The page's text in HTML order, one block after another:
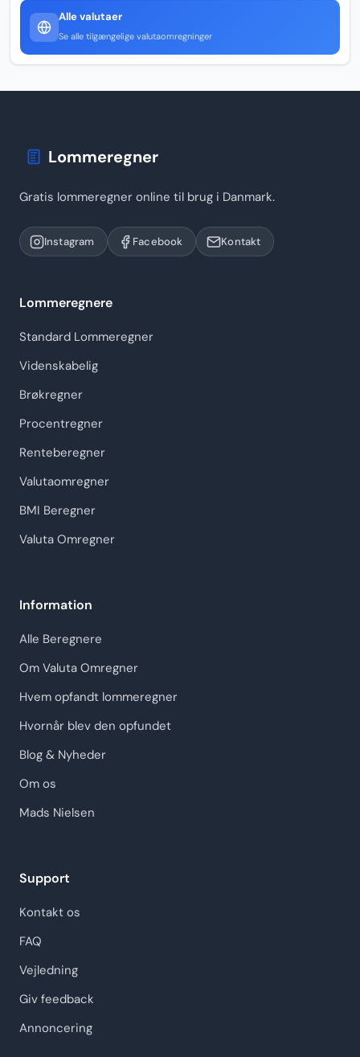
Alle valutaer
Se alle tilgængelige valutaomregninger
Lommeregner
Gratis lommeregner online til brug i Danmark.
Instagram Facebook Kontakt
Lommeregnere
Standard Lommeregner
Videnskabelig
Brøkregner
Procentregner
Renteberegner
Valutaomregner
BMI Beregner
Valuta Omregner
Information
Alle Beregnere
Om Valuta Omregner
Hvem opfandt lommeregner
Hvornår blev den opfundet
Blog & Nyheder
Om os
Mads Nielsen
Support
Kontakt os
FAQ
Vejledning
Giv feedback
Annoncering